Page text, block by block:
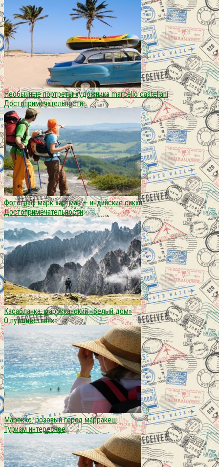
Необычные портреты художника marcello castellani
Достопримечательности
Фотограф марк хартман — индийские сикхи
Достопримечательности
Касабланка: марокканский «белый дом»
О путешествиях
Марокко. розовый город марракеш
Туризм интересное